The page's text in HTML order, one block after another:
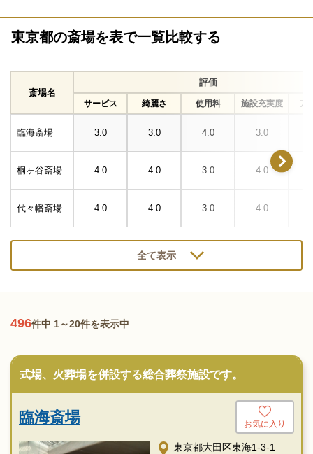
東京都の斎場を表で一覧比較する
斎場名
評価
サービス 綺麗さ 使用料 施設充実度 ア
臨海斎場 3.0 3.0 4.0 3.0
桐ヶ谷斎場 4.0 4.0 3.0 4.0
代々幡斎場 4.0 4.0 3.0 4.0
全て表示
496件中 1～20件を表示中
式場、火葬場を併設する総合葬祭施設です。
臨海斎場 お気に入り
東京都大田区東海1-3-1